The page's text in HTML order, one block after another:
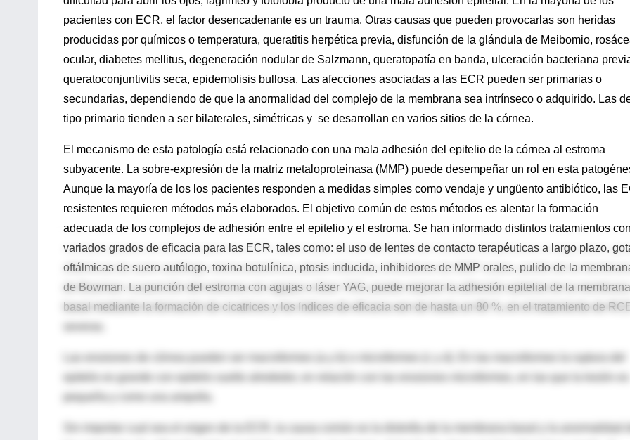
pacientes con ECR, el factor desencadenante es un trauma. Otras causas que pueden provocarlas son heridas
producidas por químicos o temperatura, queratitis herpética previa, disfunción de la glándula de Meibomio,
ocular, diabetes mellitus, degeneración nodular de Salzmann, queratopatía en banda, ulceración bacteriana
queratoconjuntivitis seca, epidemolisis bullosa. Las afecciones asociadas a las ECR pueden ser primarias o
secundarias, dependiendo de que la anormalidad del complejo de la membrana sea intrínseco o adquirido. Las
tipo primario tienden a ser bilaterales, simétricas y se desarrollan en varios sitios de la córnea.
El mecanismo de esta patología está relacionado con una mala adhesión del epitelio de la córnea al estroma
subyacente. La sobre-expresión de la matriz metaloproteinasa (MMP) puede desempeñar un rol en esta
Aunque la mayoría de los los pacientes responden a medidas simples como vendaje y ungüento antibiótico, las
resistentes requieren métodos más elaborados. El objetivo común de estos métodos es alentar la formación
adecuada de los complejos de adhesión entre el epitelio y el estroma. Se han informado distintos tratamientos con
variados grados de eficacia para las ECR, tales como: el uso de lentes de contacto terapéuticas a largo plazo,
oftálmicas de suero autólogo, toxina botulínica, ptosis inducida, inhibidores de MMP orales, pulido de la
de Bowman. La punción del estroma con agujas o láser YAG, puede mejorar la adhesión epitelial de la membrana
basal mediante la formación de cicatrices y los índices de eficacia son de hasta un 80 %, en el tratamiento de
Las erosiones de córnea pueden ser macroformes (a y b) o microformes (c y d). En las macroformes la ruptura del
pequeña y como una ampolla.
Sin importar cual sea el origen de la ECR, la causa común es la distrofia de la membrana basal y la anormalidad